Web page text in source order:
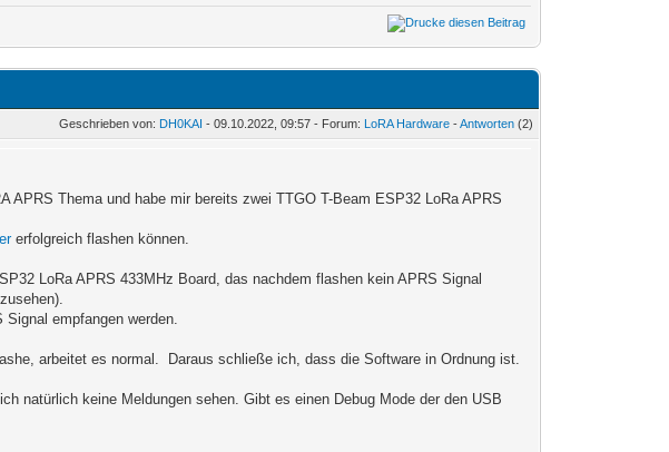
Geschrieben von: DH0KAI - 09.10.2022, 09:57 - Forum: LoRA Hardware -Antworten (2)
APRS Thema und habe mir bereits zwei TTGO T-Beam ESP32 LoRa APRS
erfolgreich flashen können.
LoRa APRS 433MHz Board, das nachdem flashen kein APRS Signal
empfangen werden.
arbeitet es normal. Daraus schließe ich, dass die Software in Ordnung ist.
natürlich keine Meldungen sehen. Gibt es einen Debug Mode der den USB